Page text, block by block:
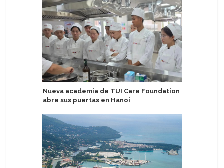
Nueva academia de TUI Care Foundation
abre sus puertas en Hanoi